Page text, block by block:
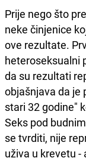
Prije nego što
neke činjenice
ove rezultate.
heteroseksualni
da su rezultati
objašnjava da je
stari 32 godine"
Seks pod
se tvrditi, nije
uživa u krevetu -